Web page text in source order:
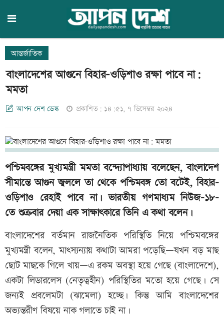
আন্তর্জাতিক
বাংলাদেশের আগুনে বিহার-ওড়িশাও রক্ষা পাবে না:
মমতা
আপন দেশ ডেস্ক প্রকাশিত: ১৪:৫১, ৭ ডিসেম্বর ২০২৪
পশ্চিমবঙ্গের মুখ্যমন্ত্রী মমতা বন্দ্যোপাধ্যায় বলেছেন, বাংলাদেশ
সীমান্তে আগুন জ্বললে তা থেকে পশ্চিমবঙ্গ তো বটেই, বিহার-
ওড়িশাও রেহাই পাবে না। ভারতীয় গণমাধ্যম নিউজ-১৮-
তে শুক্রবার দেয়া এক সাক্ষাৎকারে তিনি এ কথা বলেন।
বাংলাদেশের বর্তমান রাজনৈতিক পরিস্থিতি নিয়ে পশ্চিমবঙ্গের
মুখ্যমন্ত্রী বলেন, মাৎস্যন্যায় কথাটা আমরা পড়েছি—যখন বড় মাছ
ছোট মাছকে গিলে খায়—এ রকম অবস্থা হয়ে গেছে (বাংলাদেশে),
একটা লিডারলেস (নেতৃত্বহীন) পরিস্থিতির মতো হয়ে গেছে। সে
জন্যই প্রবলেমটা (ঝামেলা) হচ্ছে। কিন্তু আমি বাংলাদেশের
অভ্যন্তরীণ বিষয়ে নাক গলাতে চাই না।